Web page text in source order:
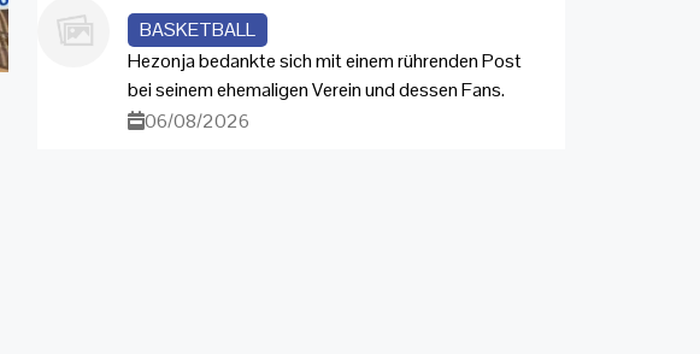
BASKETBALL
Hezonja bedankte sich mit einem rührenden Post
bei seinem ehemaligen Verein und dessen Fans.
06/08/2026